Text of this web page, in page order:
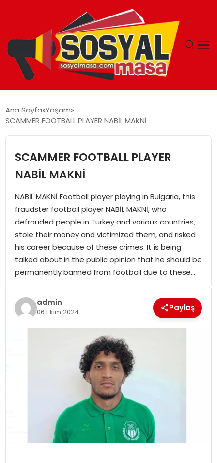
GÜNCEL
TEKNOLOJI
MAGAZIN
Ana Sayfa Yaşam
SCAMMER FOOTBALL PLAYER NABİL MAKNİ
SCAMMER FOOTBALL PLAYER
NABİL MAKNİ
NABİL MAKNİ Football player playing in Bulgaria, this
fraudster football player NABİL MAKNİ, who
defrauded people in Turkey and various countries,
stole their money and victimized them, and risked
his career because of these crimes. It is being
talked about in the public opinion that he should be
permanently banned from football due to these…
admin
06 Ekim 2024 Paylaş